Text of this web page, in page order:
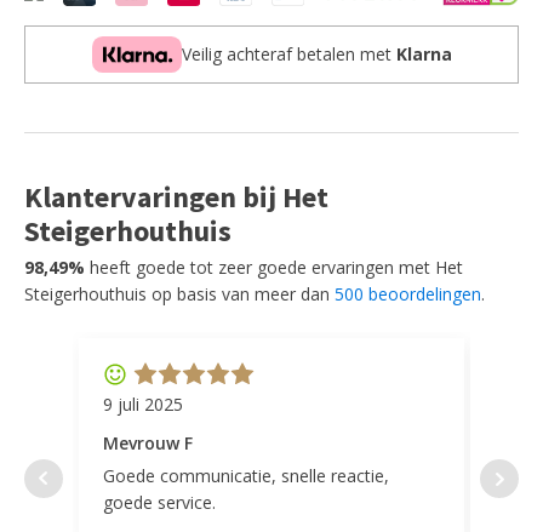
Veilig achteraf betalen met Klarna
Klantervaringen bij Het
Steigerhouthuis
98,49% heeft goede tot zeer goede ervaringen met Het
Steigerhouthuis op basis van meer dan 500 beoordelingen.
9 juli 2025
Mevrouw F
Goede communicatie, snelle reactie,
goede service.
door